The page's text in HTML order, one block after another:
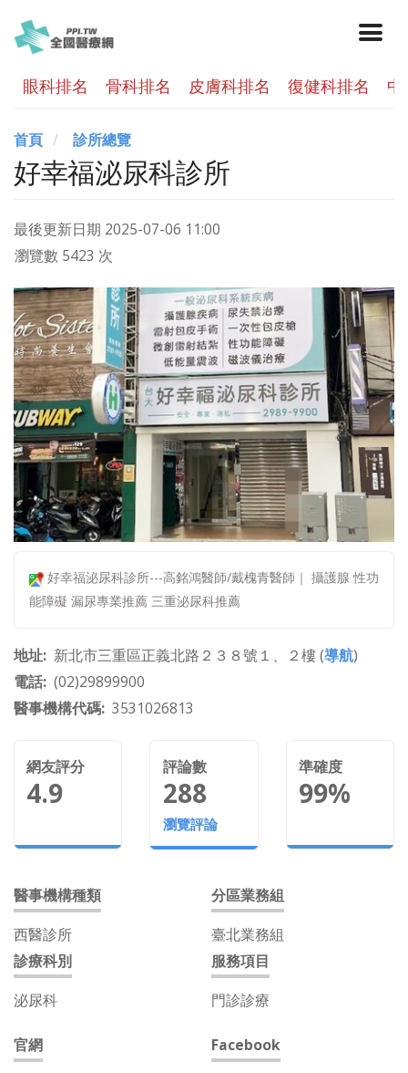
眼科排名 骨科排名 皮膚科排名 復健科排名
首頁 診所總覽
好幸福泌尿科診所
最後更新日期 2025-07-06 11:00
瀏覽數 5423 次
好幸福泌尿科診所---高銘鴻醫師/戴槐青醫師｜ 攝護腺 性功
能障礙 漏尿專業推薦 三重泌尿科推薦
地址 新北市三重區正義北路２３８號１、２樓 (導航)
電話 (02)29899900
醫事機構代碼 3531026813
網友評分
4.9
評論數
288
瀏覽評論
準確度
99%
醫事機構種類
西醫診所
分區業務組
臺北業務組
診療科別
泌尿科
服務項目
門診診療
官網
Facebook